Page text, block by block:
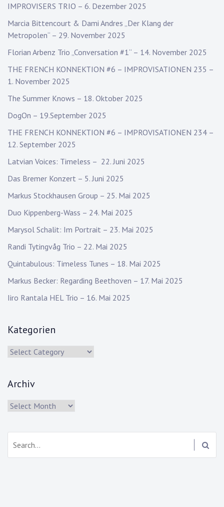
IMPROVISERS TRIO – 6. Dezember 2025
Marcia Bittencourt & Dami Andres „Der Klang der
Metropolen“ – 29. November 2025
Florian Arbenz Trio „Conversation #1“ – 14. November 2025
THE FRENCH KONNEKTION #6 – IMPROVISATIONEN 235 –
1. November 2025
The Summer Knows – 18. Oktober 2025
DogOn – 19.September 2025
THE FRENCH KONNEKTION #6 – IMPROVISATIONEN 234 –
12. September 2025
Latvian Voices: Timeless – 22. Juni 2025
Das Bremer Konzert – 5. Juni 2025
Markus Stockhausen Group – 25. Mai 2025
Duo Kippenberg-Wass – 24. Mai 2025
Marysol Schalit: Im Portrait – 23. Mai 2025
Randi Tytingvåg Trio – 22. Mai 2025
Quintabulous: Timeless Tunes – 18. Mai 2025
Markus Becker: Regarding Beethoven – 17. Mai 2025
Iiro Rantala HEL Trio – 16. Mai 2025
Kategorien
Kategorien
Archiv
Archiv